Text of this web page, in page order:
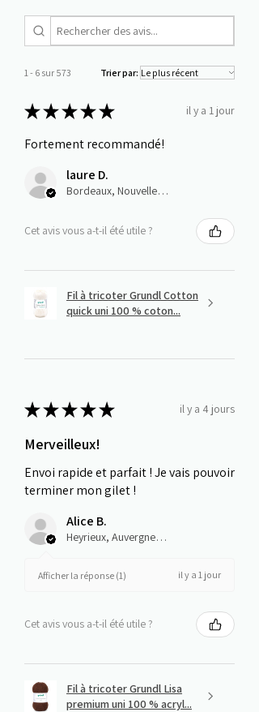
1 - 6 sur 573 Trier par:
★★★★★ il y a 1 jour
Fortement recommandé!
laure D.
Bordeaux, Nouvelle-Aquitaine
Cet avis vous a-t-il été utile ?
Fil à tricoter Grundl Cotton
quick uni 100 % coton...
★★★★★ il y a 4 jours
Merveilleux!
Envoi rapide et parfait ! Je vais pouvoir
terminer mon gilet !
Alice B.
Heyrieux, Auvergne-Rhône-Alpes
Afficher la réponse (1) il y a 1 jour
Cet avis vous a-t-il été utile ?
Fil à tricoter Grundl Lisa
premium uni 100 % acryl...